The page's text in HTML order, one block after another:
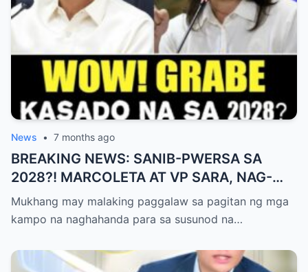
News • 7 months ago
BREAKING NEWS: SANIB-PWERSA SA
2028?! MARCOLETA AT VP SARA, NAG-
USAP NA? REAKSYON NG PUBLIKO,
GRABE!
Mukhang may malaking paggalaw sa pagitan ng mga
kampo na naghahanda para sa susunod na…